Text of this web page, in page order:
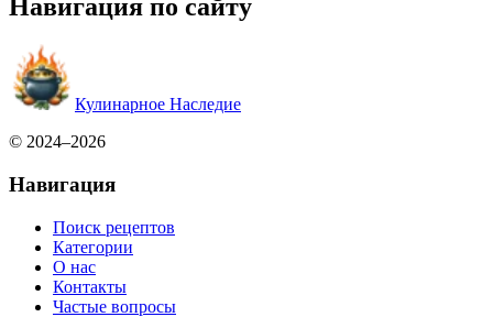
Навигация по сайту
Кулинарное Наследие
© 2024–2026
Навигация
Поиск рецептов
Категории
О нас
Контакты
Частые вопросы